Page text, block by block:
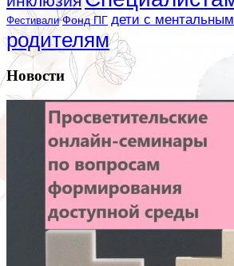
Фестивали Фонд ПГ дети с
родителям
Новости